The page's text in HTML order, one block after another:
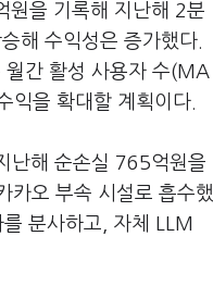
원을 기록해 지난해 2분
해 수익성은 증가했다.
간 활성 사용자 수(MA
익을 확대할 계획이다.
난해 순손실 765억원을
카오 부속 시설로 흡수했
분사하고, 자체 LLM